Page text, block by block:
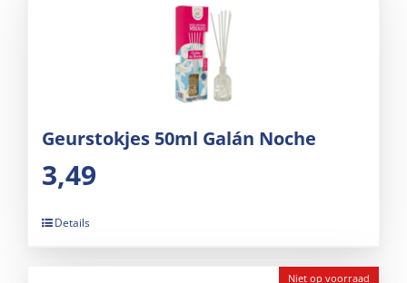
Geurstokjes 50ml Galán Noche
3,49
Details
Niet op voorraad